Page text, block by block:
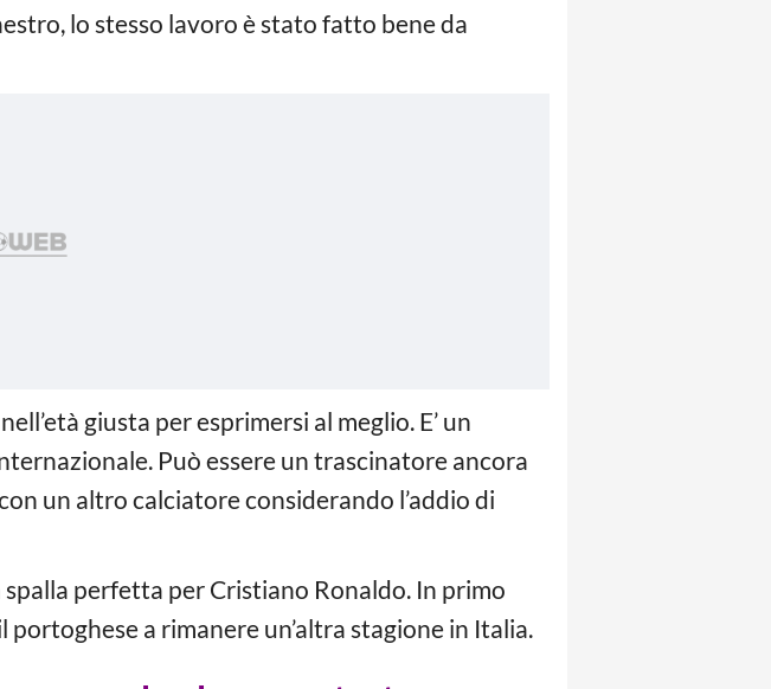
lo stesso lavoro è stato fatto bene da
giusta per esprimersi al meglio. E’ un
Può essere un trascinatore ancora
un altro calciatore considerando l’addio di
perfetta per Cristiano Ronaldo. In primo
a rimanere un’altra stagione in Italia.